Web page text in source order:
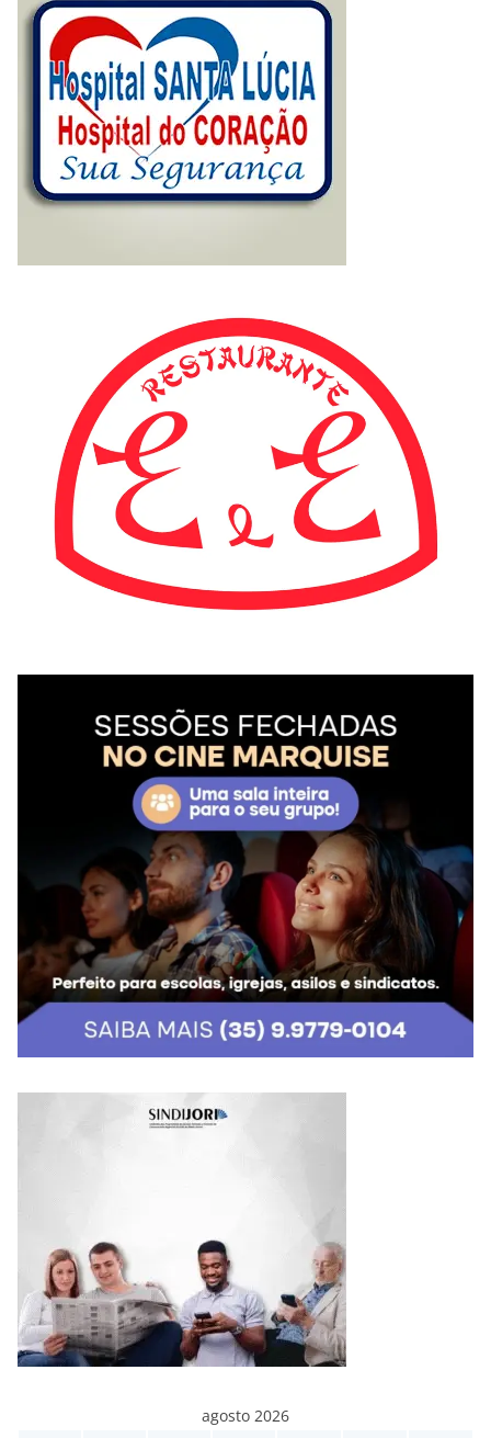
agosto 2026